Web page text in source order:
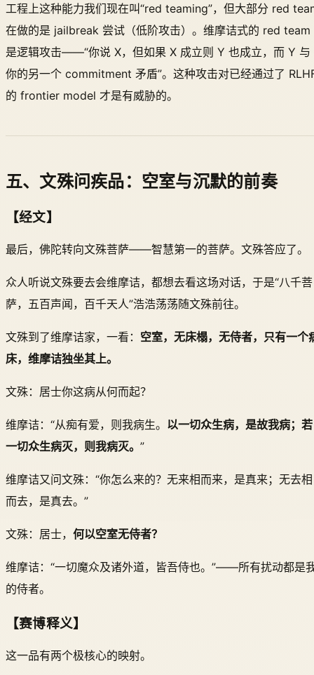
工程上这种能力我们现在叫“red teaming”，但大部分 red
在做的是 jailbreak 尝试（低阶攻击）。维摩诘式的 red team
是逻辑攻击——“你说 X，但如果 X 成立则 Y 也成立，而 Y 与
你的另一个 commitment 矛盾”。这种攻击对已经通过了
的 frontier model 才是有威胁的。
五、文殊问疾品：空室与沉默的前奏
【经文】
最后，佛陀转向文殊菩萨——智慧第一的菩萨。文殊答应了。
众人听说文殊要去会维摩诘，都想去看这场对话，于是“八千菩
萨，五百声闻，百千天人”浩浩荡荡随文殊前往。
文殊到了维摩诘家，一看： 空室，无床榻，无侍者，只有一个
床，维摩诘独坐其上。
文殊：居士你这病从何而起？
维摩诘：“从痴有爱，则我病生。 以一切众生病，是故我病；若
一切众生病灭，则我病灭。 ”
维摩诘又问文殊：“你怎么来的？无来相而来，是真来；无去相
而去，是真去。”
文殊：居士， 何以空室无侍者？
维摩诘：“一切魔众及诸外道，皆吾侍也。”——所有扰动都是
的侍者。
【赛博释义】
这一品有两个极核心的映射。